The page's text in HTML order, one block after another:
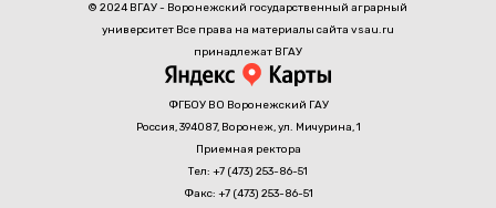
© 2024 ВГАУ - Воронежский государственный аграрный
университет Все права на материалы сайта vsau.ru
принадлежат ВГАУ
ФГБОУ ВО Воронежский ГАУ
Россия, 394087, Воронеж, ул. Мичурина, 1
Приемная ректора
Тел: +7 (473) 253-86-51
Факс: +7 (473) 253-86-51